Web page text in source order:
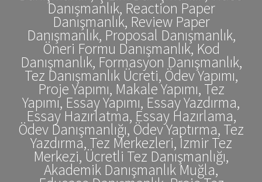
Danışmanlık, Reaction Paper
Danışmanlık, Review Paper
Danışmanlık, Proposal Danışmanlık,
Öneri Formu Danışmanlık, Kod
Danışmanlık, Formasyon Danışmanlık,
Tez Danışmanlık Ücreti, Ödev Yapımı,
Proje Yapımı, Makale Yapımı, Tez
Yapımı, Essay Yapımı, Essay Yazdırma,
Essay Hazırlatma, Essay Hazırlama,
Ödev Danışmanlığı, Ödev Yaptırma, Tez
Yazdırma, Tez Merkezleri, İzmir Tez
Merkezi, Ücretli Tez Danışmanlığı,
Akademik Danışmanlık Muğla,